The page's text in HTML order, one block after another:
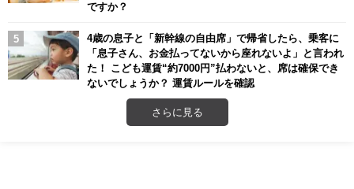
ですか？
4歳の息子と「新幹線の自由席」で帰省したら、乗客に
「息子さん、お金払ってないから座れないよ」と言われ
た！ こども運賃“約7000円”払わないと、席は確保でき
ないでしょうか？ 運賃ルールを確認
さらに見る